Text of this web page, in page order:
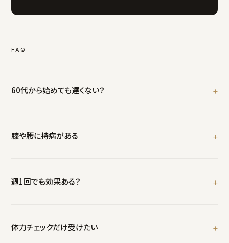
FAQ
60代から始めても遅くない？
膝や腰に持病がある
週1回でも効果ある？
体力チェックだけ受けたい